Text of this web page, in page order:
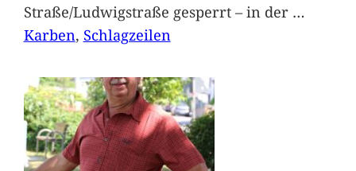
Straße/Ludwigstraße gesperrt – in der …
Karben, Schlagzeilen